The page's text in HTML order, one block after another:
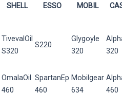
SHELL ESSO MOBIL
TivevalOil
S320
S220
Glygoyle
320
320
OmalaOil
460
SpartanEp
460
Mobilgear
634
460